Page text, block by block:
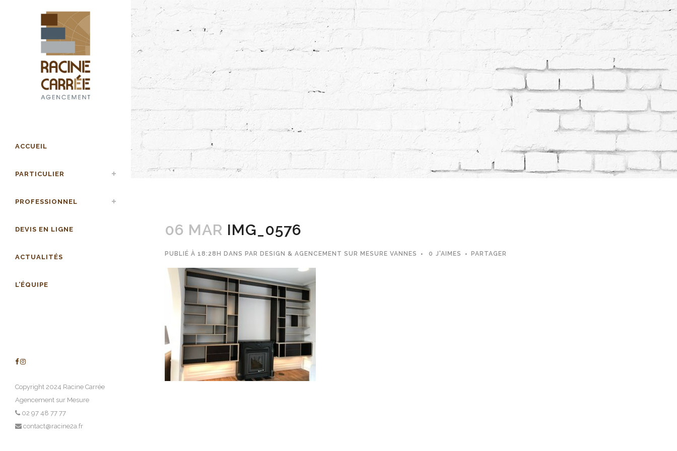
ACCUEIL
PARTICULIER
PROFESSIONNEL
DEVIS EN LIGNE
ACTUALITÉS
L’ÉQUIPE
Copyright 2024 Racine Carrée
Agencement sur Mesure
02 97 48 77 77
contact@racine2a.fr
06 MAR IMG_0576
PUBLIÉ À 18:28H DANS PAR DESIGN & AGENCEMENT SUR MESURE VANNES 0 J'AIMES PARTAGER